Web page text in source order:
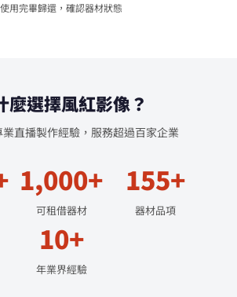
使用完畢歸還，確認器材狀態
麼選擇風紅影像？
直播製作經驗，服務超過百家企業
1,000+
可租借器材
155+
器材品項
10+
年業界經驗